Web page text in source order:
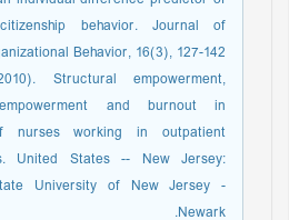
behavior. Journal of
Behavior, 16(3), 127-142.
Structural empowerment,
empowerment and burnout in
nurses working in outpatient
United States -- New Jersey:
University of New Jersey -
Newark.